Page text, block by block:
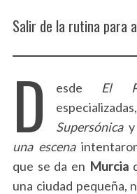
Salir de la rutina para
D esde El
Supersónicay
una escena
que se da en Murcia
una ciudad pequeña,